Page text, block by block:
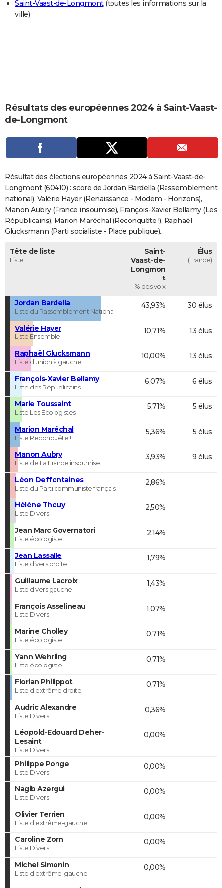
Destinations
City break
Voyage nature
Voyage de noces
Forum
Climat
PHOTO
Dictionnaire
Biographies
Citations
Expressions
Proverbes
PROGRAMME TV
Se connecter
Entreprises
Service militaire
Avis de recherche
AVIS DE DÉCÈS
FORUM
Bricolage
Lifestyle
Culture
Sport
Auto
Television
Voyage
Cinema
Saint-Vaast-de-Longmont(toutes les informations sur la
ville)
Résultats des européennes 2024 à Saint-Vaast-
de-Longmont
Résultat des élections européennes 2024 à Saint-Vaast-de-
Longmont (60410) : score de Jordan Bardella (Rassemblement
national), Valérie Hayer (Renaissance - Modem - Horizons),
Manon Aubry (France insoumise), François-Xavier Bellamy (Les
Républicains), Marion Maréchal (Reconquête !), Raphaël
Glucksmann (Parti socialiste - Place publique)...
Tête de liste
Liste
Saint-
Vaast-de-
Longmon
t
% des voix
Élus
(France)
Jordan Bardella
Liste du Rassemblement National
43,93% 30 élus
Valérie Hayer
Liste Ensemble
10,71% 13 élus
Raphaël Glucksmann
Liste d'union à gauche
10,00% 13 élus
François-Xavier Bellamy
Liste des Républicains
6,07% 6 élus
Marie Toussaint
Liste Les Ecologistes
5,71% 5 élus
Marion Maréchal
Liste Reconquête !
5,36% 5 élus
Manon Aubry
Liste de La France insoumise
3,93% 9 élus
Léon Deffontaines
Liste du Parti communiste français
2,86%
Hélène Thouy
Liste Divers
2,50%
Jean Marc Governatori
Liste écologiste
2,14%
Jean Lassalle
Liste divers droite
1,79%
Guillaume Lacroix
Liste divers gauche
1,43%
François Asselineau
Liste Divers
1,07%
Marine Cholley
Liste écologiste
0,71%
Yann Wehrling
Liste écologiste
0,71%
Florian Philippot
Liste d'extrême droite
0,71%
Audric Alexandre
Liste Divers
0,36%
Léopold-Edouard Deher-
Lesaint
Liste Divers
0,00%
Philippe Ponge
Liste Divers
0,00%
Nagib Azergui
Liste Divers
0,00%
Olivier Terrien
Liste d'extrême-gauche
0,00%
Caroline Zorn
Liste Divers
0,00%
Michel Simonin
Liste d'extrême-gauche
0,00%